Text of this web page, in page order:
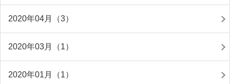
2020年04月（3）
2020年03月（1）
2020年01月（1）